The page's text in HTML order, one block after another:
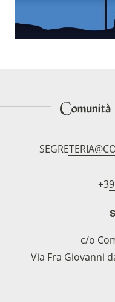
c/o
Via Fra Giovanni